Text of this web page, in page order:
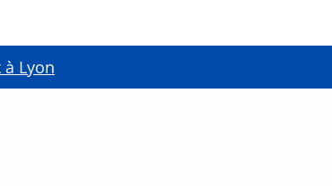
Lyon